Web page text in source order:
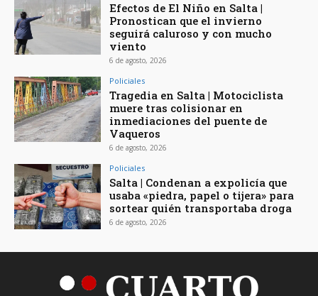
Efectos de El Niño en Salta |
Pronostican que el invierno
seguirá caluroso y con mucho
viento
6 de agosto, 2026
Policiales
Tragedia en Salta | Motociclista
muere tras colisionar en
inmediaciones del puente de
Vaqueros
6 de agosto, 2026
Policiales
Salta | Condenan a expolicía que
usaba «piedra, papel o tijera» para
sortear quién transportaba droga
6 de agosto, 2026